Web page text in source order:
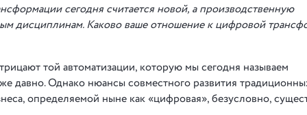
сегодня считается новой, а производственную
дисциплинам. Каково ваше отношение к цифровой
той автоматизации, которую мы сегодня называем
давно. Однако нюансы совместного развития
определяемой ныне как «цифровая», безусловно,